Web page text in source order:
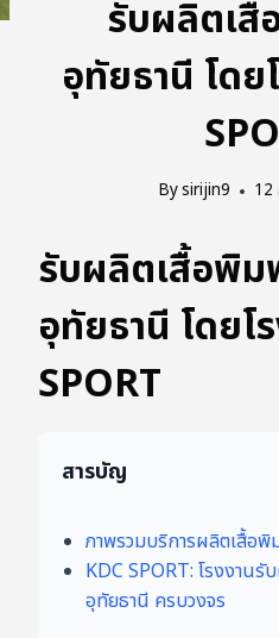
รับผลิตเ
อุทัยธานี โดย
Bysirijin9 12
รับผลิตเสื้อพิม
อุทัยธานี โดยโ
SPORT
สารบัญ
ภาพรวมบริการผลิตเสื้อ
KDC SPORT: โรงงาน
อุทัยธานี ครบวงจร